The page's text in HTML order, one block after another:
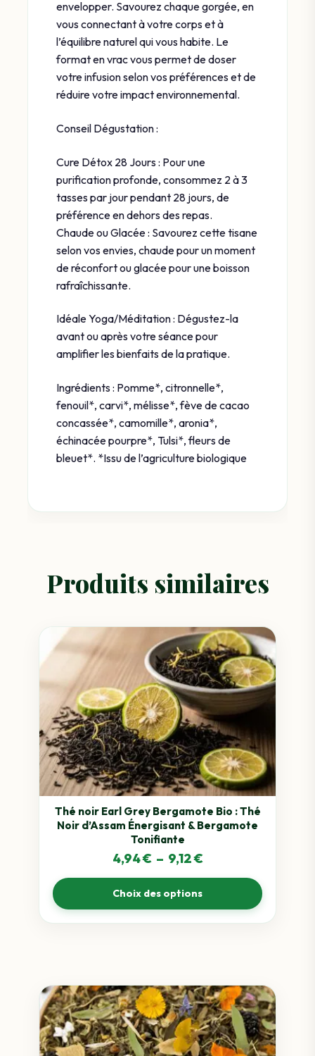
envelopper. Savourez chaque gorgée, en
vous connectant à votre corps et à
l’équilibre naturel qui vous habite. Le
format en vrac vous permet de doser
votre infusion selon vos préférences et de
réduire votre impact environnemental.
Conseil Dégustation :
Cure Détox 28 Jours : Pour une
purification profonde, consommez 2 à 3
tasses par jour pendant 28 jours, de
préférence en dehors des repas.
Chaude ou Glacée : Savourez cette tisane
selon vos envies, chaude pour un moment
de réconfort ou glacée pour une boisson
rafraîchissante.
Idéale Yoga/Méditation : Dégustez-la
avant ou après votre séance pour
amplifier les bienfaits de la pratique.
Ingrédients : Pomme*, citronnelle*,
fenouil*, carvi*, mélisse*, fève de cacao
concassée*, camomille*, aronia*,
échinacée pourpre*, Tulsi*, fleurs de
bleuet*. *Issu de l’agriculture biologique
Produits similaires
Thé noir Earl Grey Bergamote Bio : Thé
Noir d’Assam Énergisant & Bergamote
Tonifiante
4,94€ – 9,12€Plage
de
prix :
4,94 €
Choix des options
produit
a
plusieurs
variations.
Les
options
peuvent
être
choisies
produit
Ce
produit
a
plusieurs